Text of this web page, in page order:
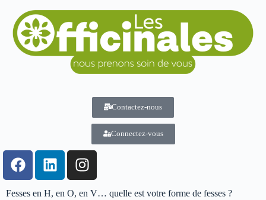
Contactez-nous
Connectez-vous
Fesses en H, en O, en V… quelle est votre forme de fesses ?